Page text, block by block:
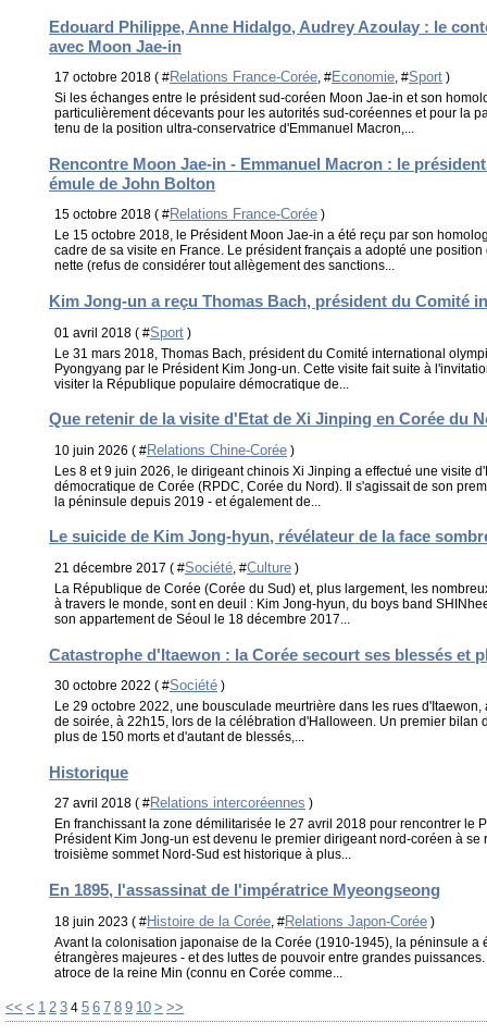
Edouard Philippe, Anne Hidalgo, Audrey Azoulay : le
avec Moon Jae-in
17 octobre 2018 ( #Relations France-Corée, #Economie, #Sport )
Si les échanges entre le président sud-coréen Moon Jae-in et son
particulièrement décevants pour les autorités sud-coréennes et pour la
tenu de la position ultra-conservatrice d'Emmanuel Macron,...
Rencontre Moon Jae-in - Emmanuel Macron : le
émule de John Bolton
15 octobre 2018 ( #Relations France-Corée )
Le 15 octobre 2018, le Président Moon Jae-in a été reçu par son
cadre de sa visite en France. Le président français a adopté une
nette (refus de considérer tout allègement des sanctions...
Kim Jong-un a reçu Thomas Bach, président du Comité
01 avril 2018 ( #Sport )
Le 31 mars 2018, Thomas Bach, président du Comité international
Pyongyang par le Président Kim Jong-un. Cette visite fait suite à
visiter la République populaire démocratique de...
Que retenir de la visite d'Etat de Xi Jinping en Corée du
10 juin 2026 ( #Relations Chine-Corée )
Les 8 et 9 juin 2026, le dirigeant chinois Xi Jinping a effectué une visite
démocratique de Corée (RPDC, Corée du Nord). Il s'agissait de son
la péninsule depuis 2019 - et également de...
Le suicide de Kim Jong-hyun, révélateur de la face
21 décembre 2017 ( #Société, #Culture )
La République de Corée (Corée du Sud) et, plus largement, les
à travers le monde, sont en deuil : Kim Jong-hyun, du boys band
son appartement de Séoul le 18 décembre 2017...
Catastrophe d'Itaewon : la Corée secourt ses blessés et
30 octobre 2022 ( #Société )
Le 29 octobre 2022, une bousculade meurtrière dans les rues
de soirée, à 22h15, lors de la célébration d'Halloween. Un premier bilan
plus de 150 morts et d'autant de blessés,...
Historique
27 avril 2018 ( #Relations intercoréennes )
En franchissant la zone démilitarisée le 27 avril 2018 pour rencontrer le
Président Kim Jong-un est devenu le premier dirigeant nord-coréen à
troisième sommet Nord-Sud est historique à plus...
En 1895, l'assassinat de l'impératrice Myeongseong
18 juin 2023 ( #Histoire de la Corée , #Relations Japon-Corée )
Avant la colonisation japonaise de la Corée (1910-1945), la péninsule a
étrangères majeures - et des luttes de pouvoir entre grandes
atroce de la reine Min (connu en Corée comme...
<< < 1 2 3 4 5 6 7 8 9 10 20
30
40
50
60
70
80
90
> >>